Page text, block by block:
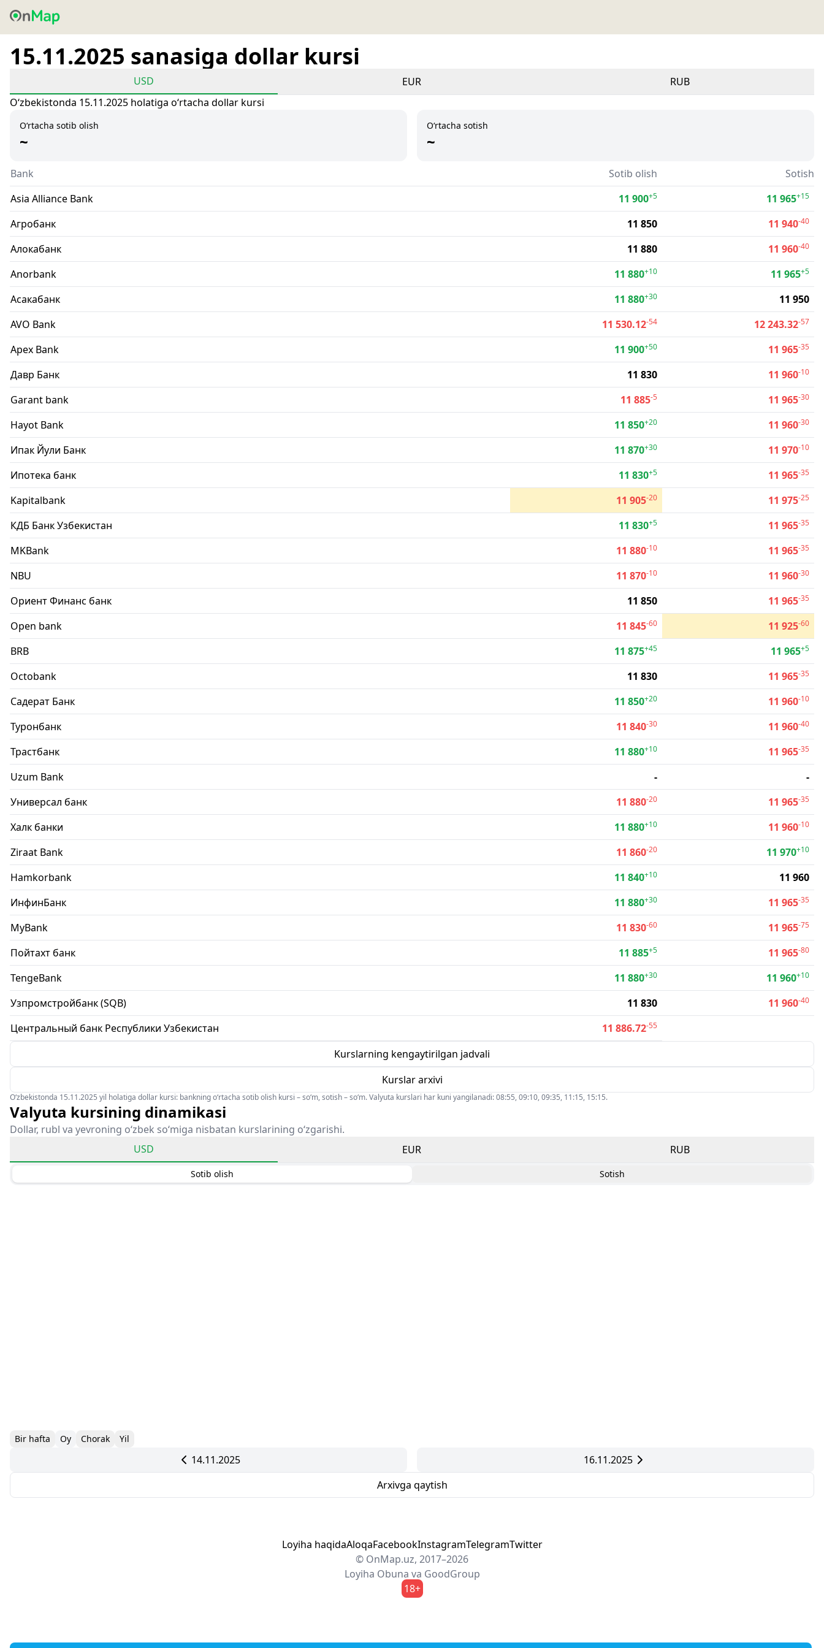
15.11.2025 sanasiga dollar kursi
USD EUR
RUB
Oʻzbekistonda 15.11.2025 holatiga oʻrtacha dollar kursi
O‘rtacha sotib olish
~
O‘rtacha sotish
~
Bank Sotib olish
Sotish
Asia Alliance Bank
11 900+5 11 965+15
Агробанк 11 850 11 940-40
Алокабанк 11 880 11 960-40
Anorbank 11 880+10 11 965+5
Асакабанк 11 880+30
11 950
AVO Bank
11 530.12-54 12 243.32-57
Apex Bank 11 900+50 11 965-35
Давр Банк 11 830 11 960-10
Garant bank 11 885-5 11 965-30
Hayot Bank 11 850+20 11 960-30
Ипак Йули Банк 11 870+30 11 970-10
Ипотека банк 11 830+5 11 965-35
Kapitalbank 11 905-20 11 975-25
КДБ Банк Узбекистан 11 830+5 11 965-35
MKBank 11 880-10 11 965-35
NBU 11 870-10 11 960-30
Ориент Финанс банк 11 850 11 965-35
Open bank 11 845-60 11 925-60
BRB 11 875+45 11 965+5
Octobank 11 830 11 965-35
Садерат Банк 11 850+20 11 960-10
Туронбанк 11 840-30 11 960-40
Трастбанк 11 880+10 11 965-35
Uzum Bank -
-
Универсал банк
11 880-20 11 965-35
Халк банки 11 880+10 11 960-10
Ziraat Bank 11 860-20 11 970+10
Hamkorbank 11 840+10
11 960
ИнфинБанк
11 880+30 11 965-35
MyBank 11 830-60 11 965-75
Пойтахт банк 11 885+5 11 965-80
TengeBank 11 880+30 11 960+10
Узпромстройбанк (SQB) 11 830 11 960-40
Центральный банк Республики Узбекистан 11 886.72-55
Kurslarning kengaytirilgan jadvali
Kurslar arxivi
O‘zbekistonda 15.11.2025 yil holatiga dollar kursi: bankning o‘rtacha sotib olish kursi – so‘m, sotish – so‘m. Valyuta kurslari har kuni yangilanadi: 08:55, 09:10, 09:35, 11:15, 15:15.
Valyuta kursining dinamikasi
Dollar, rubl va yevroning o‘zbek so‘miga nisbatan kurslarining o‘zgarishi.
USD
EUR RUB
Sotib olish Sotish
Bir hafta Oy Chorak Yil
14.11.2025
16.11.2025
Arxivga qaytish
Loyiha haqidaAloqaFacebookInstagramTelegramTwitter
© OnMap.uz, 2017–2026
Loyiha Obuna va GoodGroup
18+